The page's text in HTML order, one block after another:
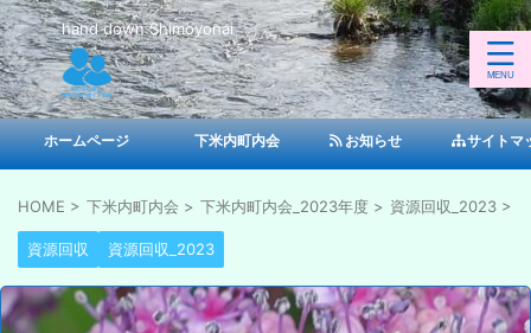
hand down Shimoyonai
ホームページ 下米内町内会 お知らせ サイトマ
HOME > 下米内町内会 > 下米内町内会_2023年度 > 資源回収_2023 >
資源回収 資源回収_2023